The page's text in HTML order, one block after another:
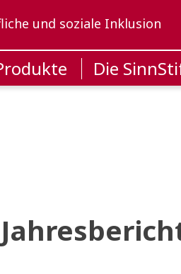
und soziale Inklusion
Die